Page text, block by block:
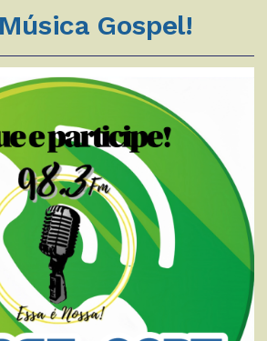
Gospel!